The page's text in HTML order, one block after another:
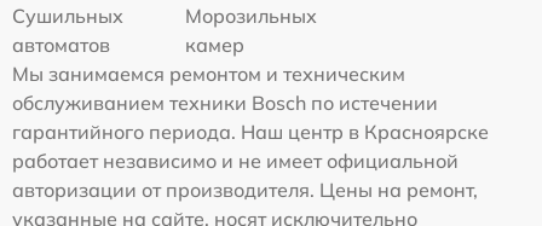
Сушильных
автоматов
Морозильных
камер
Мы занимаемся ремонтом и техническим
обслуживанием техники Bosch по истечении
гарантийного периода. Наш центр в Красноярске
работает независимо и не имеет официальной
авторизации от производителя. Цены на ремонт,
указанные на сайте, носят исключительно